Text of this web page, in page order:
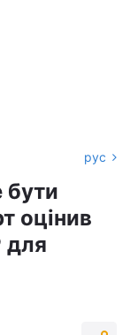
рус
бути
оцінив
для